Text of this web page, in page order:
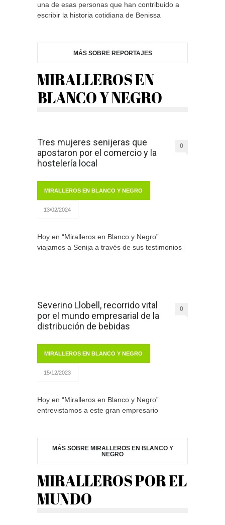
una de esas personas que han contribuido a
escribir la historia cotidiana de Benissa
MÁS SOBRE REPORTAJES
MIRALLEROS EN
BLANCO Y NEGRO
Tres mujeres senijeras que
apostaron por el comercio y la
hostelería local
0
MIRALLEROS EN BLANCO Y NEGRO
13/02/2024
Hoy en “Miralleros en Blanco y Negro”
viajamos a Senija a través de sus testimonios
Severino Llobell, recorrido vital
por el mundo empresarial de la
distribución de bebidas
0
MIRALLEROS EN BLANCO Y NEGRO
15/12/2023
Hoy en “Miralleros en Blanco y Negro”
entrevistamos a este gran empresario
MÁS SOBRE MIRALLEROS EN BLANCO Y
NEGRO
MIRALLEROS POR EL
MUNDO